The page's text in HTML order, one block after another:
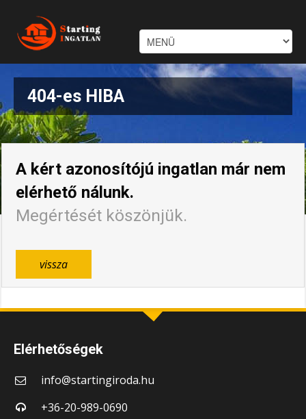
404-es HIBA
A kért azonosítójú ingatlan már nem
elérhető nálunk.
Megértését köszönjük.
vissza
Elérhetőségek
info@startingiroda.hu
+36-20-989-0690